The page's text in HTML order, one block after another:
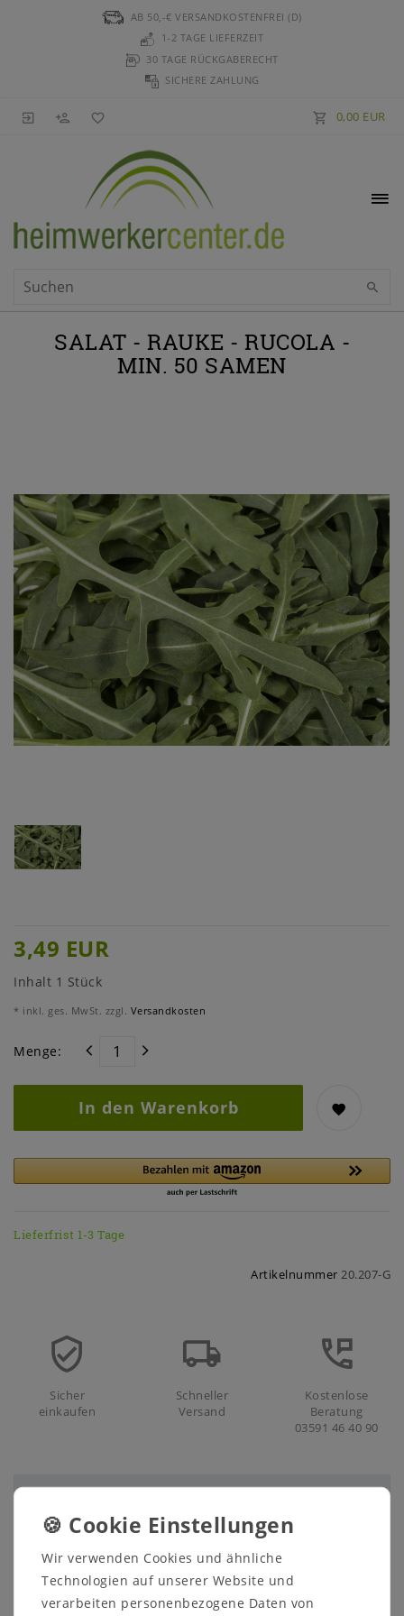
AB 50,-€ VERSANDKOSTENFREI (D)
1-2 TAGE LIEFERZEIT
30 TAGE RÜCKGABERECHT
SICHERE ZAHLUNG
0,00 EUR
SALAT - RAUKE - RUCOLA -
MIN. 50 SAMEN
3,49 EUR
Inhalt 1 Stück
* inkl. ges. MwSt. zzgl. Versandkosten
Menge:
In den Warenkorb
Lieferfrist 1-3 Tage
Artikelnummer 20.207-G
Sicher
einkaufen
Schneller
Versand
Kostenlose
Beratung
03591 46 40 90
Beschreibung
Technische Daten
Weitere Details
Wir verwenden Cookies und ähnliche
Technologien auf unserer Website und
verarbeiten personenbezogene Daten von